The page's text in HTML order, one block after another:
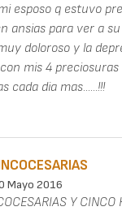
esposo q estuvo
ansias para ver a
doloroso y la
mis 4
cada dia mas......!!!
Mayo 2016
Y CINCO